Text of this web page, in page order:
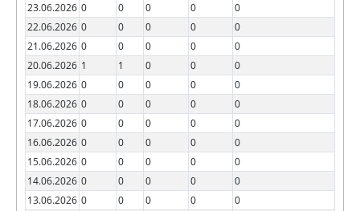
23.06.2026 0 0 0 0
0
22.06.2026 0 0 0 0
0
21.06.2026 0 0 0 0
0
20.06.2026 1 1 0 0
0
19.06.2026 0 0 0 0
0
18.06.2026 0 0 0 0
0
17.06.2026 0 0 0 0
0
16.06.2026 0 0 0 0
0
15.06.2026 0 0 0 0
0
14.06.2026 0 0 0 0
0
13.06.2026 0 0 0 0
0